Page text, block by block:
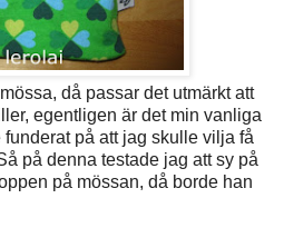
då passar det utmärkt att
egentligen är det min vanliga
på att jag skulle vilja få
på denna testade jag att sy på
på mössan, då borde han